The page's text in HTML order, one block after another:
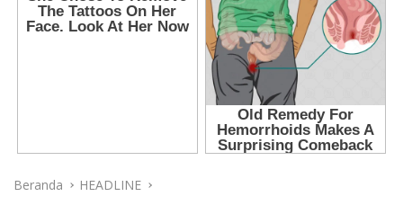
Beranda HEADLINE